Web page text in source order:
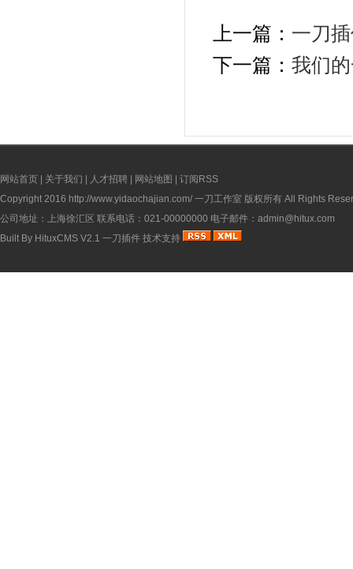
上一篇： 一刀
下一篇： 我们
网站首页 关于我们 人才招聘 网站地图
订阅RSS
Copyright 2016 http://www.yidaochajian.com/ 一刀工作室 版权所有 All Rights
公司地址：上海徐汇区 联系电话：021-00000000 电子邮件：admin@hitux.com
Built By HituxCMS V2.1 一刀插件 技术支持